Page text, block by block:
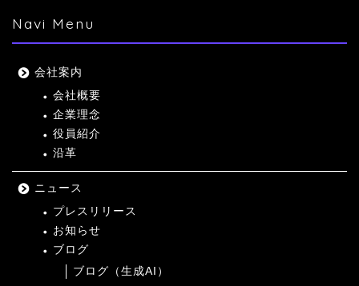
Navi Menu
会社案内
会社概要
企業理念
役員紹介
沿革
ニュース
プレスリリース
お知らせ
ブログ
ブログ（生成AI）